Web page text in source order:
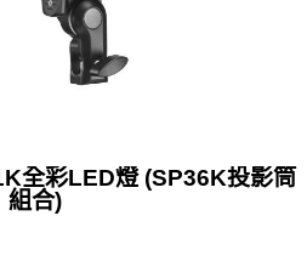
全彩LED燈 (SP36K投影筒
組合)